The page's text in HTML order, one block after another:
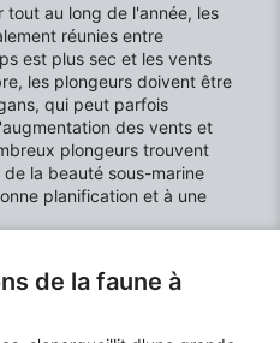
tout au long de l'année, les
réunies entre
est plus sec et les vents
les plongeurs doivent être
qui peut parfois
des vents et
plongeurs trouvent
la beauté sous-marine
planification et à une
de la faune à
informations sur
pour
personnalisés